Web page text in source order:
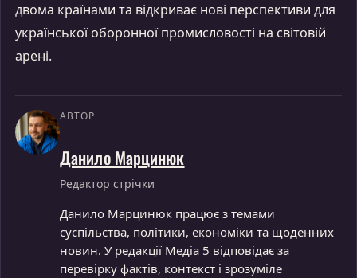
двома країнами та відкриває нові перспективи для
української оборонної промисловості на світовій
арені.
АВТОР
Данило Марцинюк
Редактор стрічки
Данило Марцинюк працює з темами
суспільства, політики, економіки та щоденних
новин. У редакції Медіа 5 відповідає за
перевірку фактів, контекст і зрозуміле